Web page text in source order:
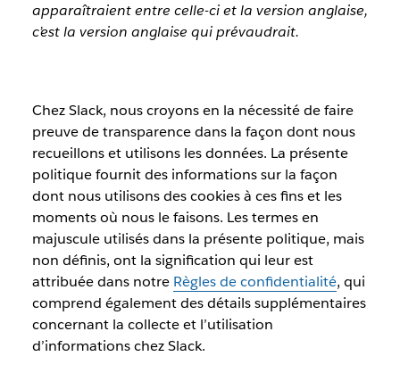
apparaîtraient entre celle-ci et la version anglaise,
c’est la version anglaise qui prévaudrait.
Chez Slack, nous croyons en la nécessité de faire
preuve de transparence dans la façon dont nous
recueillons et utilisons les données. La présente
politique fournit des informations sur la façon
dont nous utilisons des cookies à ces fins et les
moments où nous le faisons. Les termes en
majuscule utilisés dans la présente politique, mais
non définis, ont la signification qui leur est
attribuée dans notre Règles de confidentialité, qui
comprend également des détails supplémentaires
concernant la collecte et l’utilisation
d’informations chez Slack.